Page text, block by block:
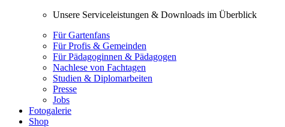
Unsere Serviceleistungen & Downloads im Überblick
Für Gartenfans
Für Profis & Gemeinden
Für Pädagoginnen & Pädagogen
Nachlese von Fachtagen
Studien & Diplomarbeiten
Presse
Jobs
Fotogalerie
Shop